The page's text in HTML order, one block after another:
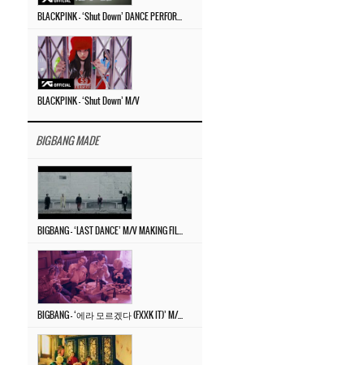
BLACKPINK – ‘Shut Down’ M/V
BIGBANG MADE